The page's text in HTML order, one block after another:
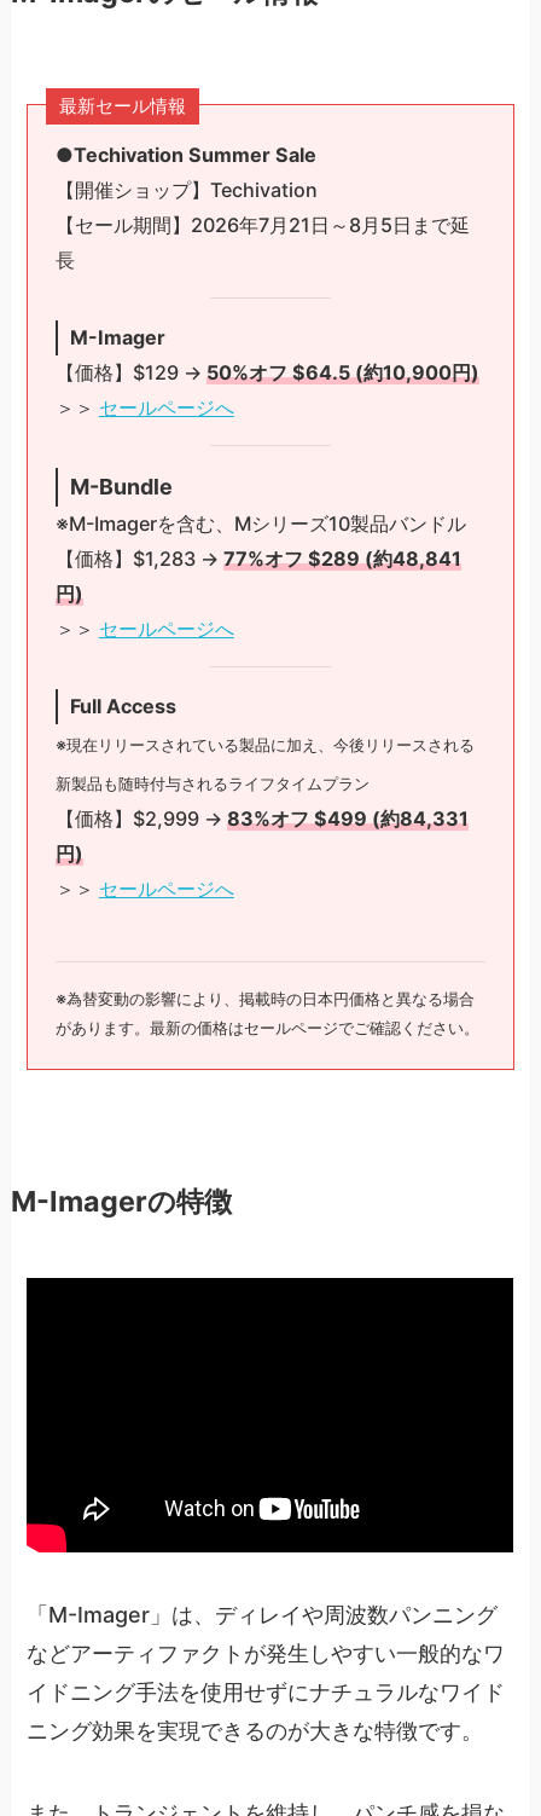
最新セール情報
●Techivation Summer Sale
【開催ショップ】Techivation
【セール期間】2026年7月21日～8月5日まで延
長
M-Imager
【価格】$129 → 50%オフ $64.5 (約10,900円)
＞＞ セールページへ
M-Bundle
※M-Imagerを含む、Mシリーズ10製品バンドル
【価格】$1,283 → 77%オフ $289 (約48,841
円)
＞＞ セールページへ
Full Access
※現在リリースされている製品に加え、今後リリースされる
新製品も随時付与されるライフタイムプラン
【価格】$2,999 → 83%オフ $499 (約84,331
円)
＞＞ セールページへ
※為替変動の影響により、掲載時の日本円価格と異なる場合
があります。最新の価格はセールページでご確認ください。
M-Imagerの特徴
「M-Imager」は、ディレイや周波数パンニング
などアーティファクトが発生しやすい一般的なワ
イドニング手法を使用せずにナチュラルなワイド
ニング効果を実現できるのが大きな特徴です。